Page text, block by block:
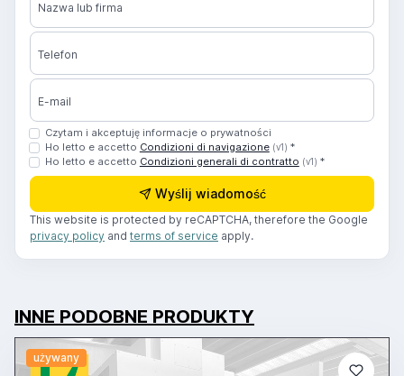
Nazwa lub firma
Telefon
E-mail
Czytam i akceptuję informacje o prywatności
Ho letto e accetto Condizioni di navigazione (v1) *
Ho letto e accetto Condizioni generali di contratto (v1) *
Wyślij wiadomość
This website is protected by reCAPTCHA, therefore the Google
privacy policy and terms of service apply.
INNE PODOBNE PRODUKTY
używany